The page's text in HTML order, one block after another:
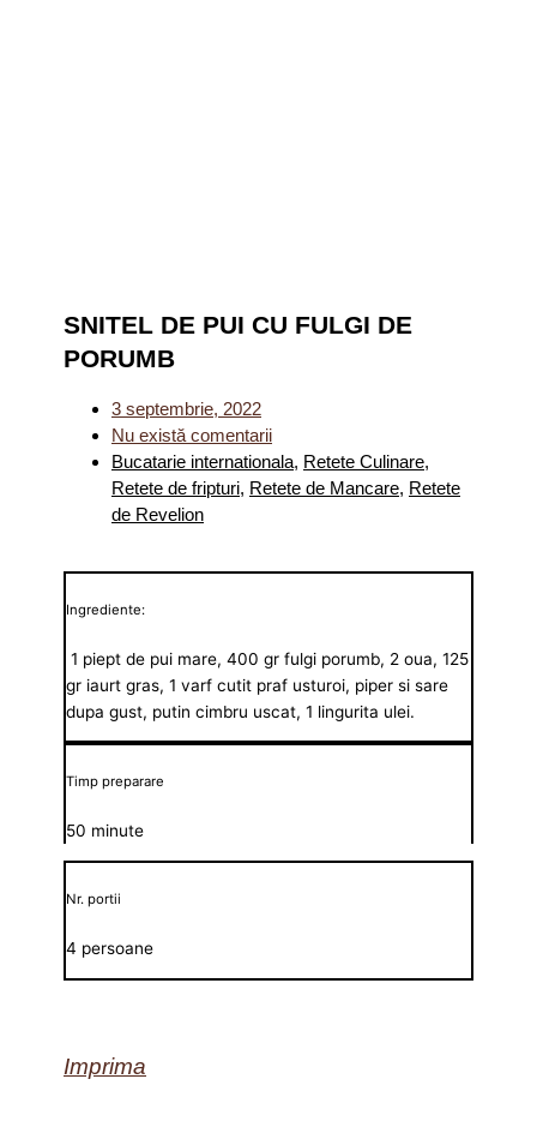
SNITEL DE PUI CU FULGI DE
PORUMB
3 septembrie, 2022
Nu există comentarii
Bucatarie internationala, Retete Culinare,
Retete de fripturi, Retete de Mancare, Retete
de Revelion
Ingrediente:
1 piept de pui mare, 400 gr fulgi porumb, 2 oua, 125
gr iaurt gras, 1 varf cutit praf usturoi, piper si sare
dupa gust, putin cimbru uscat, 1 lingurita ulei.
Timp preparare
50 minute
Nr. portii
4 persoane
Imprima